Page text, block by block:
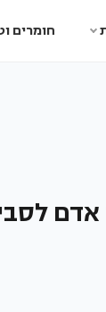
חומרים
אדם